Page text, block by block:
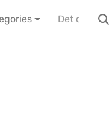
vor Ort erleben